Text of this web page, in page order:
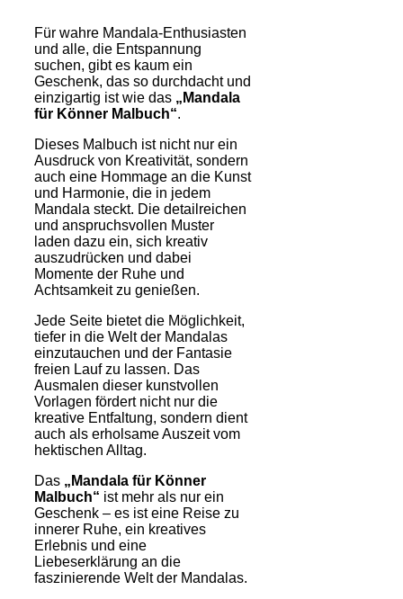
Für wahre Mandala-Enthusiasten
und alle, die Entspannung
suchen, gibt es kaum ein
Geschenk, das so durchdacht und
einzigartig ist wie das „Mandala
für Könner Malbuch“.
Dieses Malbuch ist nicht nur ein
Ausdruck von Kreativität, sondern
auch eine Hommage an die Kunst
und Harmonie, die in jedem
Mandala steckt. Die detailreichen
und anspruchsvollen Muster
laden dazu ein, sich kreativ
auszudrücken und dabei
Momente der Ruhe und
Achtsamkeit zu genießen.
Jede Seite bietet die Möglichkeit,
tiefer in die Welt der Mandalas
einzutauchen und der Fantasie
freien Lauf zu lassen. Das
Ausmalen dieser kunstvollen
Vorlagen fördert nicht nur die
kreative Entfaltung, sondern dient
auch als erholsame Auszeit vom
hektischen Alltag.
Das „Mandala für Könner
Malbuch“ ist mehr als nur ein
Geschenk – es ist eine Reise zu
innerer Ruhe, ein kreatives
Erlebnis und eine
Liebeserklärung an die
faszinierende Welt der Mandalas.